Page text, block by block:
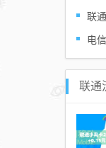
电
联通